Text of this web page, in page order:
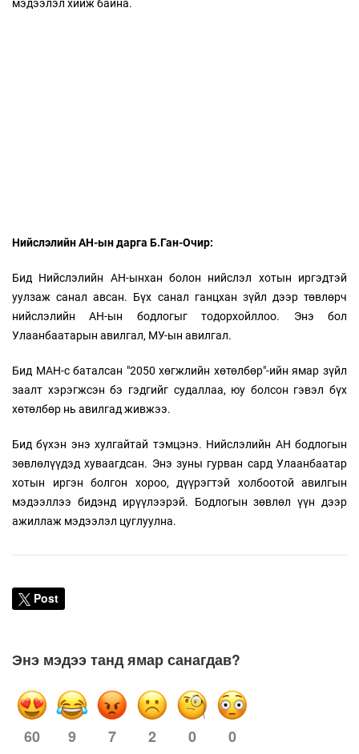
мэдээлэл хийж байна.
Нийслэлийн АН-ын дарга Б.Ган-Очир:
Бид Нийслэлийн АН-ынхан болон нийслэл хотын иргэдтэй
уулзаж санал авсан. Бүх санал ганцхан зүйл дээр төвлөрч
нийслэлийн АН-ын бодлогыг тодорхойллоо. Энэ бол
Улаанбаатарын авилгал, МУ-ын авилгал.
Бид МАН-с баталсан "2050 хөгжлийн хөтөлбөр"-ийн ямар зүйл
заалт хэрэгжсэн бэ гэдгийг судаллаа, юу болсон гэвэл бүх
хөтөлбөр нь авилгад живжээ.
Бид бүхэн энэ хулгайтай тэмцэнэ. Нийслэлийн АН бодлогын
зөвлөлүүдэд хуваагдсан. Энэ зуны гурван сард Улаанбаатар
хотын иргэн болгон хороо, дүүрэгтэй холбоотой авилгын
мэдээллээ бидэнд ирүүлээрэй. Бодлогын зөвлөл үүн дээр
ажиллаж мэдээлэл цуглуулна.
Post
Энэ мэдээ танд ямар санагдав?
60 9 7 2 0 0